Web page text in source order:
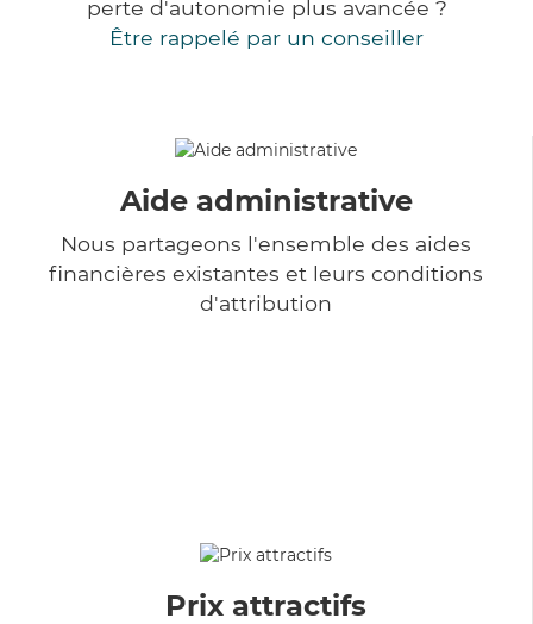
perte d'autonomie plus avancée ?
Être rappelé par un conseiller
Aide administrative
Nous partageons l'ensemble des aides
financières existantes et leurs conditions
d'attribution
Prix attractifs